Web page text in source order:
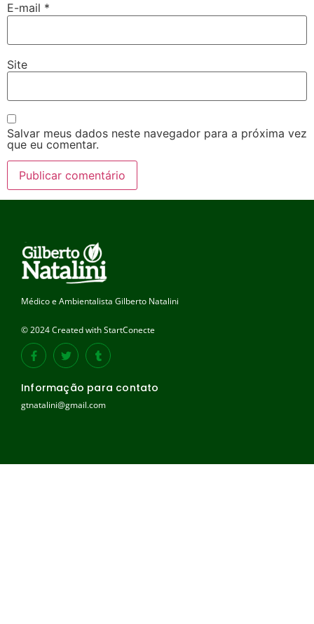
E-mail *
Site
Salvar meus dados neste navegador para a próxima vez
que eu comentar.
Médico e Ambientalista Gilberto Natalini
© 2024 Created with StartConecte
Informação para contato
gtnatalini@gmail.com